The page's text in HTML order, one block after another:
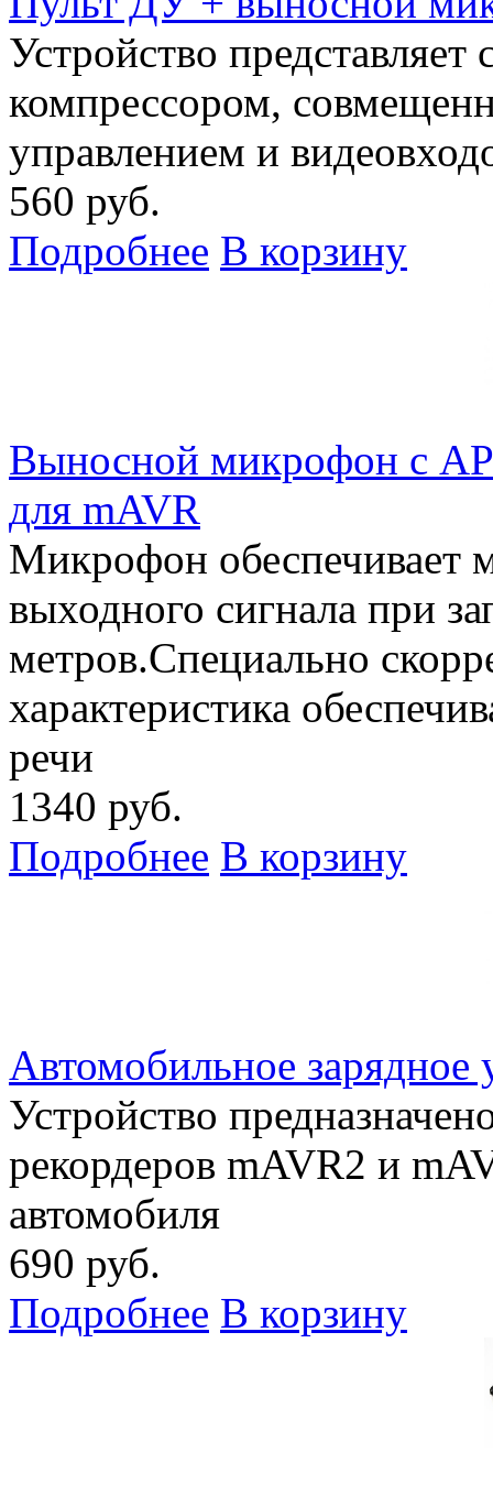
Устройство
компрессором,
управлением и
560 руб.
Подробнее В корзину
Выносной микрофон с
для mAVR
Микрофон обеспечивает
выходного сигнала при
метров.Специально
характеристика
речи
1340 руб.
Подробнее В корзину
Автомобильное зарядное
Устройство
рекордеров mAVR2 и
автомобиля
690 руб.
Подробнее В корзину